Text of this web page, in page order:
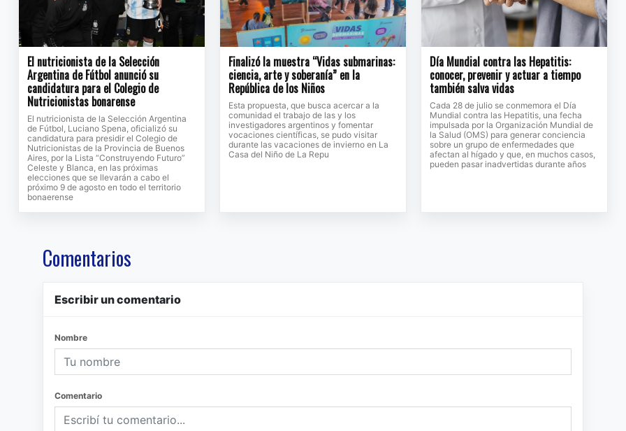
El nutricionista de la Selección
Argentina de Fútbol anunció su
candidatura para el Colegio de
Nutricionistas bonarense
El nutricionista de la Selección Argentina
de Fútbol, Luciano Spena, oficializó su
candidatura para presidir el Colegio de
Nutricionistas de la Provincia de Buenos
Aires, por la Lista “Construyendo Futuro”
Celeste y Blanca, en las próximas
elecciones que se llevarán a cabo el
próximo 9 de agosto en todo el territorio
bonaerense
Finalizó la muestra “Vidas submarinas:
ciencia, arte y soberanía” en la
República de los Niños
Esta propuesta, que busca acercar a la
comunidad el trabajo de las y los
investigadores argentinos y fomentar
vocaciones científicas, se pudo visitar
durante las vacaciones de invierno en La
Casa del Niño de La Repu
Día Mundial contra las Hepatitis:
conocer, prevenir y actuar a tiempo
también salva vidas
Cada 28 de julio se conmemora el Día
Mundial contra las Hepatitis, una fecha
impulsada por la Organización Mundial de
la Salud (OMS) para generar conciencia
sobre un grupo de enfermedades que
afectan al hígado y que, en muchos casos,
pueden pasar inadvertidas durante años
Comentarios
Escribir un comentario
Nombre
Comentario